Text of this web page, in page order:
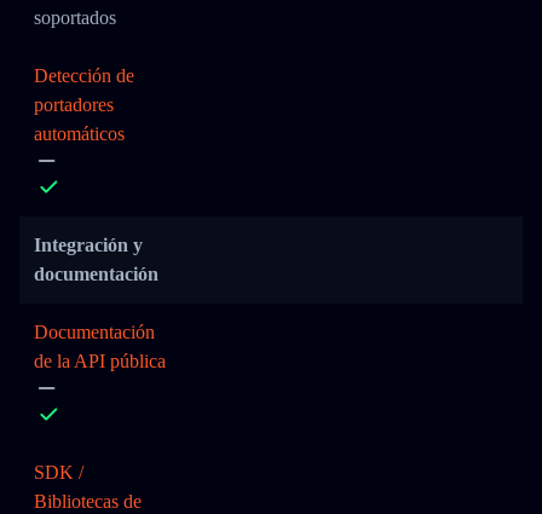
soportados
Detección de
portadores
automáticos
Integración y
documentación
Documentación
de la API pública
SDK /
Bibliotecas de